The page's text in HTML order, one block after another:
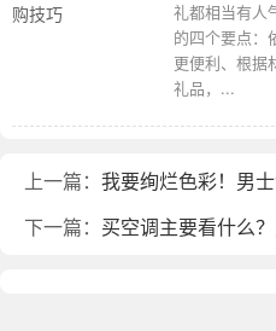
礼都相当有人
的四个要点：
更便利、根据
礼品，...
上一篇： 我要绚烂色彩！男
下一篇： 买空调主要看什么